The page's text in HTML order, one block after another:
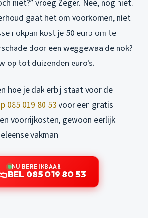
niet?” vroeg Zeger. Nee, nog niet.
gaat het om voorkomen, niet
nokpan kost je 50 euro om te
door een weggewaaide nok?
op tot duizenden euro’s.
hoe je dak erbij staat voor de
085 019 80 53voor een gratis
voorrijkosten, gewoon eerlijk
vakman.
NU BEREIKBAAR
BEL 085 019 80 53